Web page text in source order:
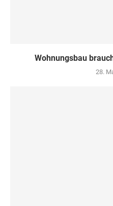
Wohnungsbau
28.